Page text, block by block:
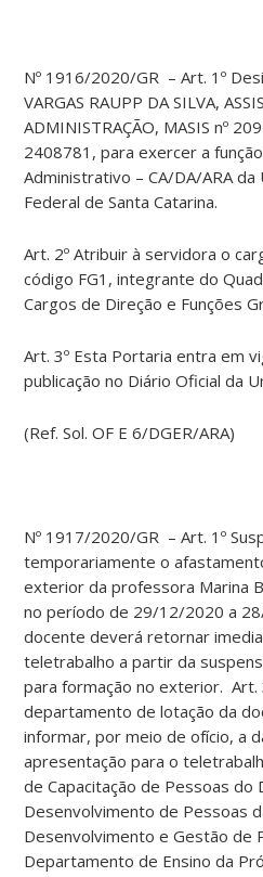
Nº 1916/2020/GR – Art. 1º
VARGAS RAUPP DA SILVA,
ADMINISTRAÇÃO, MASIS nº
2408781, para exercer a
Administrativo – CA/DA/ARA da
Federal de Santa Catarina.
Art. 2º Atribuir à servidora o
código FG1, integrante do
Cargos de Direção e Funções
Art. 3º Esta Portaria entra em
publicação no Diário Oficial da
(Ref. Sol. OF E 6/DGER/ARA)
Nº 1917/2020/GR – Art. 1º
temporariamente o
exterior da professora Marina
no período de 29/12/2020 a
docente deverá retornar
teletrabalho a partir da
para formação no exterior. Art.
departamento de lotação da
informar, por meio de ofício, a
apresentação para o
de Capacitação de Pessoas
Desenvolvimento de Pessoas
Desenvolvimento e Gestão de
Departamento de Ensino da